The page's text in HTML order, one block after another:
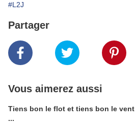
#L2J
Partager
Vous aimerez aussi
Tiens bon le flot et tiens bon le vent
...